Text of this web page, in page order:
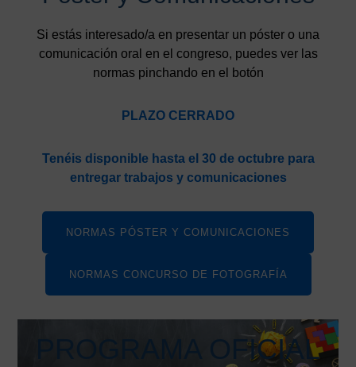
Si estás interesado/a en presentar un póster o una
comunicación oral en el congreso, puedes ver las
normas pinchando en el botón
PLAZO CERRADO
Tenéis disponible hasta el 30 de octubre para
entregar trabajos y comunicaciones
NORMAS PÓSTER Y COMUNICACIONES
NORMAS CONCURSO DE FOTOGRAFÍA
PROGRAMA OFICIAL